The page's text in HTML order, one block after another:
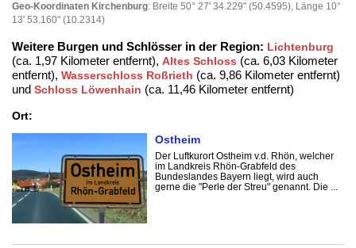
Geo-Koordinaten Kirchenburg: Breite 50° 27' 34.229" (50.4595), Länge 10°
13' 53.160" (10.2314)
Weitere Burgen und Schlösser in der Region: Lichtenburg
(ca. 1,97 Kilometer entfernt), Altes Schloss (ca. 6,03 Kilometer
entfernt), Wasserschloss Roßrieth (ca. 9,86 Kilometer entfernt)
und Schloss Löwenhain (ca. 11,46 Kilometer entfernt)
Ort:
Ostheim
Der Luftkurort Ostheim v.d. Rhön, welcher
im Landkreis Rhön-Grabfeld des
Bundeslandes Bayern liegt, wird auch
gerne die "Perle der Streu" genannt. Die ...